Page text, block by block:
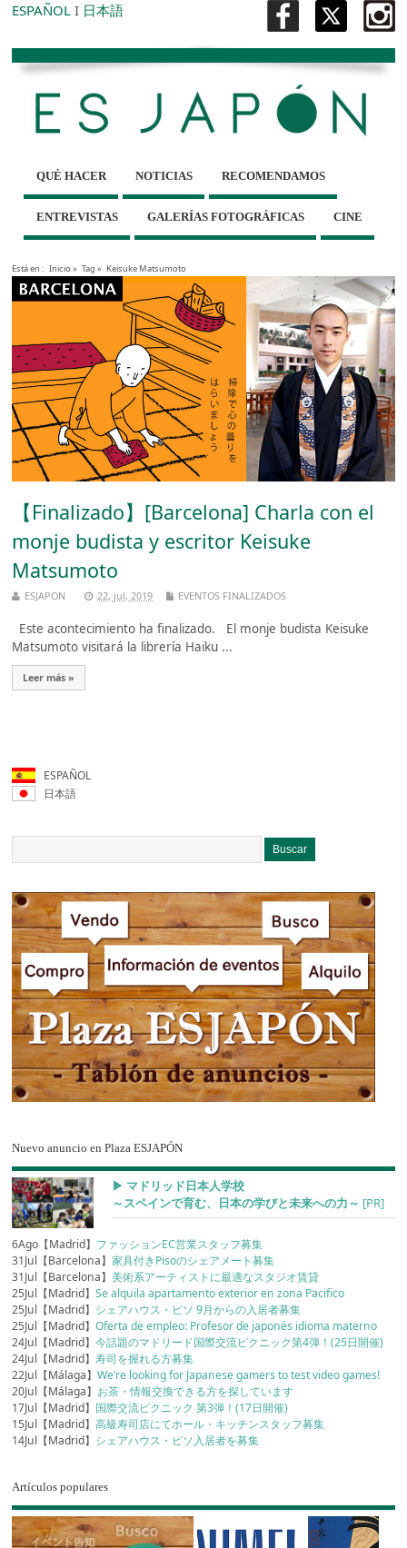
ESPAÑOL I 日本語
QUÉ HACER NOTICIAS RECOMENDAMOS
ENTREVISTAS GALERÍAS FOTOGRÁFICAS CINE
Está en : Inicio» Tag » Keisuke Matsumoto
【Finalizado】[Barcelona] Charla con el
monje budista y escritor Keisuke
Matsumoto
ESJAPON 22, jul, 2019 EVENTOS FINALIZADOS
Este acontecimiento ha finalizado. El monje budista Keisuke
Matsumoto visitará la librería Haiku ...
Leer más »
ESPAÑOL
日本語
Nuevo anuncio en Plaza ESJAPÓN
▶︎ マドリッド日本人学校
～スペインで育む、日本の学びと未来への力～ [PR]
6Ago【Madrid】 ファッションEC営業スタッフ募集
31Jul【Barcelona】家具付きPisoのシェアメート募集
31Jul【Barcelona】美術系アーティストに最適なスタジオ賃貸
25Jul【Madrid】Se alquila apartamento exterior en zona Pacifico
25Jul【Madrid】 シェアハウス・ピソ 9月からの入居者募集
25Jul【Madrid】Oferta de empleo: Profesor de japonés idioma materno
24Jul【Madrid】今話題のマドリード国際交流ピクニック第4弾！(25日開催)
24Jul【Madrid】寿司を握れる方募集
22Jul【Málaga】We’re looking for Japanese gamers to test video games!
20Jul【Málaga】 お茶・情報交換できる方を探しています
17Jul【Madrid】 国際交流ピクニック 第3弾！(17日開催)
15Jul【Madrid】高級寿司店にてホール・キッチンスタッフ募集
14Jul【Madrid】 シェアハウス・ピソ入居者を募集
Artículos populares